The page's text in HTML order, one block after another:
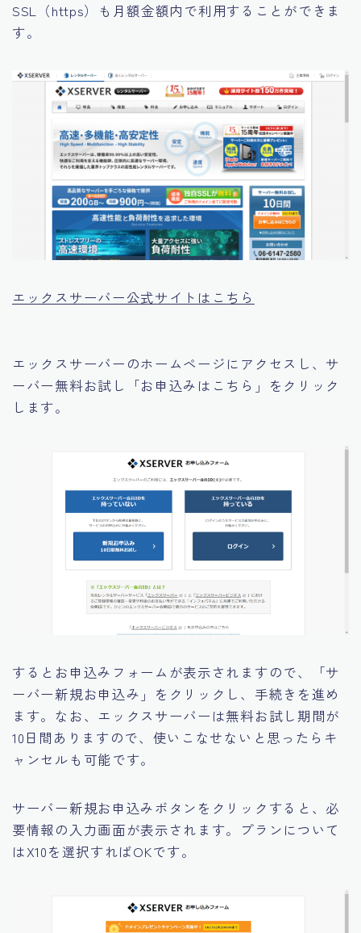
SSL（https）も月額金額内で利用することができま
す。
エックスサーバー公式サイトはこちら
エックスサーバーのホームページにアクセスし、サ
ーバー無料お試し「お申込みはこちら」をクリック
します。
するとお申込みフォームが表示されますので、「サ
ーバー新規お申込み」をクリックし、手続きを進め
ます。なお、エックスサーバーは無料お試し期間が
10日間ありますので、使いこなせないと思ったらキ
ャンセルも可能です。
サーバー新規お申込みボタンをクリックすると、必
要情報の入力画面が表示されます。プランについて
はX10を選択すればOKです。